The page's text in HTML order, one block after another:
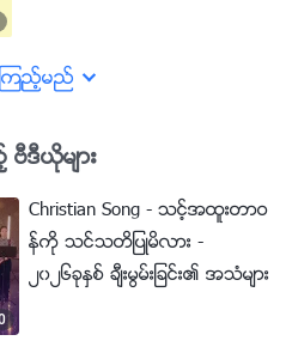
ကည့္မည္
ဒီယိုမ်ား
Christian Song - သင့္အထူးတာဝ
န္ကို သင္သတိျပဳမိလား -
၂၀၂၆ခုႏွစ္ ခ်ီးမြမ္းျခင္း၏ အသံမ်ား